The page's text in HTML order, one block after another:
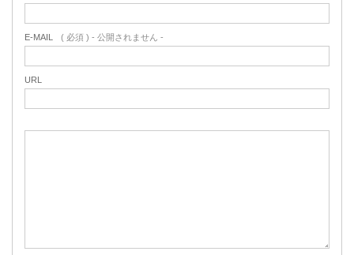
E-MAIL ( 必須 ) - 公開されません -
URL